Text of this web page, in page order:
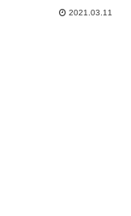
2021.03.11